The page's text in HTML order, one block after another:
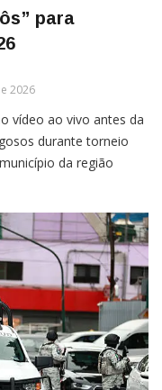
para
2026
vídeo ao vivo antes da
durante torneio
da região
avaliarão situações